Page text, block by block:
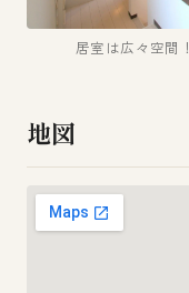
居室は広々空間！
地図